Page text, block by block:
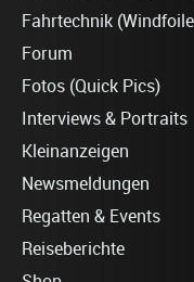
Fahrtechnik
Forum
Fotos (Quick Pics)
Interviews & Portraits
Kleinanzeigen
Newsmeldungen
Regatten & Events
Reiseberichte